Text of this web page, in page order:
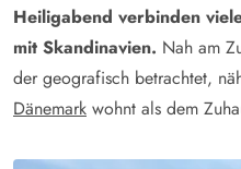
Heiligabend verbinden
mit Skandinavien. Nah am
der geografisch betrachtet,
Dänemark wohnt als dem